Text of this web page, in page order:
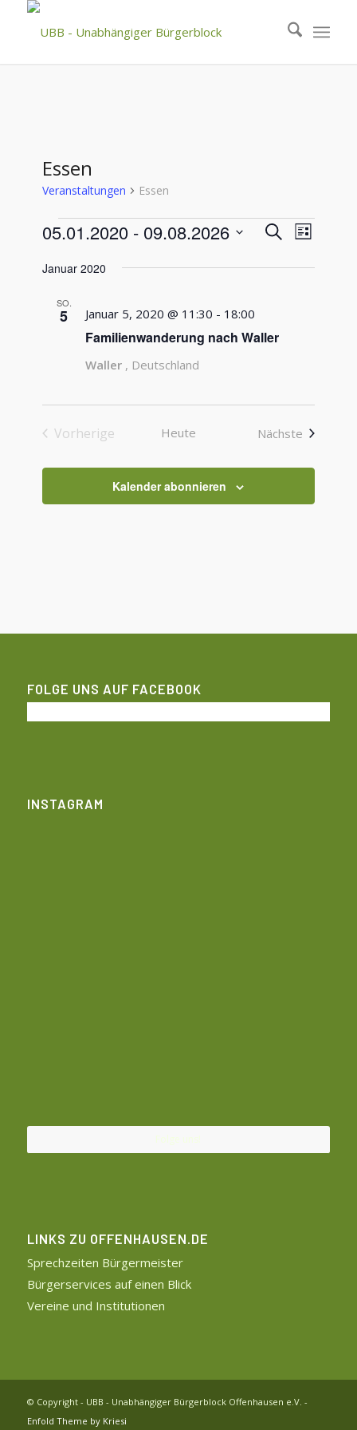
Essen
Veranstaltungen Essen
Veranstaltungen SucheListe
05.01.2020 - 09.08.2026
wählen.
Januar 2020
SO.
5
Familienwanderung nach Waller
Januar 5, 2020 @ 11:30 - 18:00
Waller , Deutschland
Vorherige
Heute Nächste
Kalender abonnieren
FOLGE UNS AUF FACEBOOK
INSTAGRAM
Folge uns!
LINKS ZU OFFENHAUSEN.DE
Sprechzeiten Bürgermeister
Bürgerservices auf einen Blick
Vereine und Institutionen
© Copyright - UBB - Unabhängiger Bürgerblock Offenhausen e.V. -
Enfold Theme by Kriesi